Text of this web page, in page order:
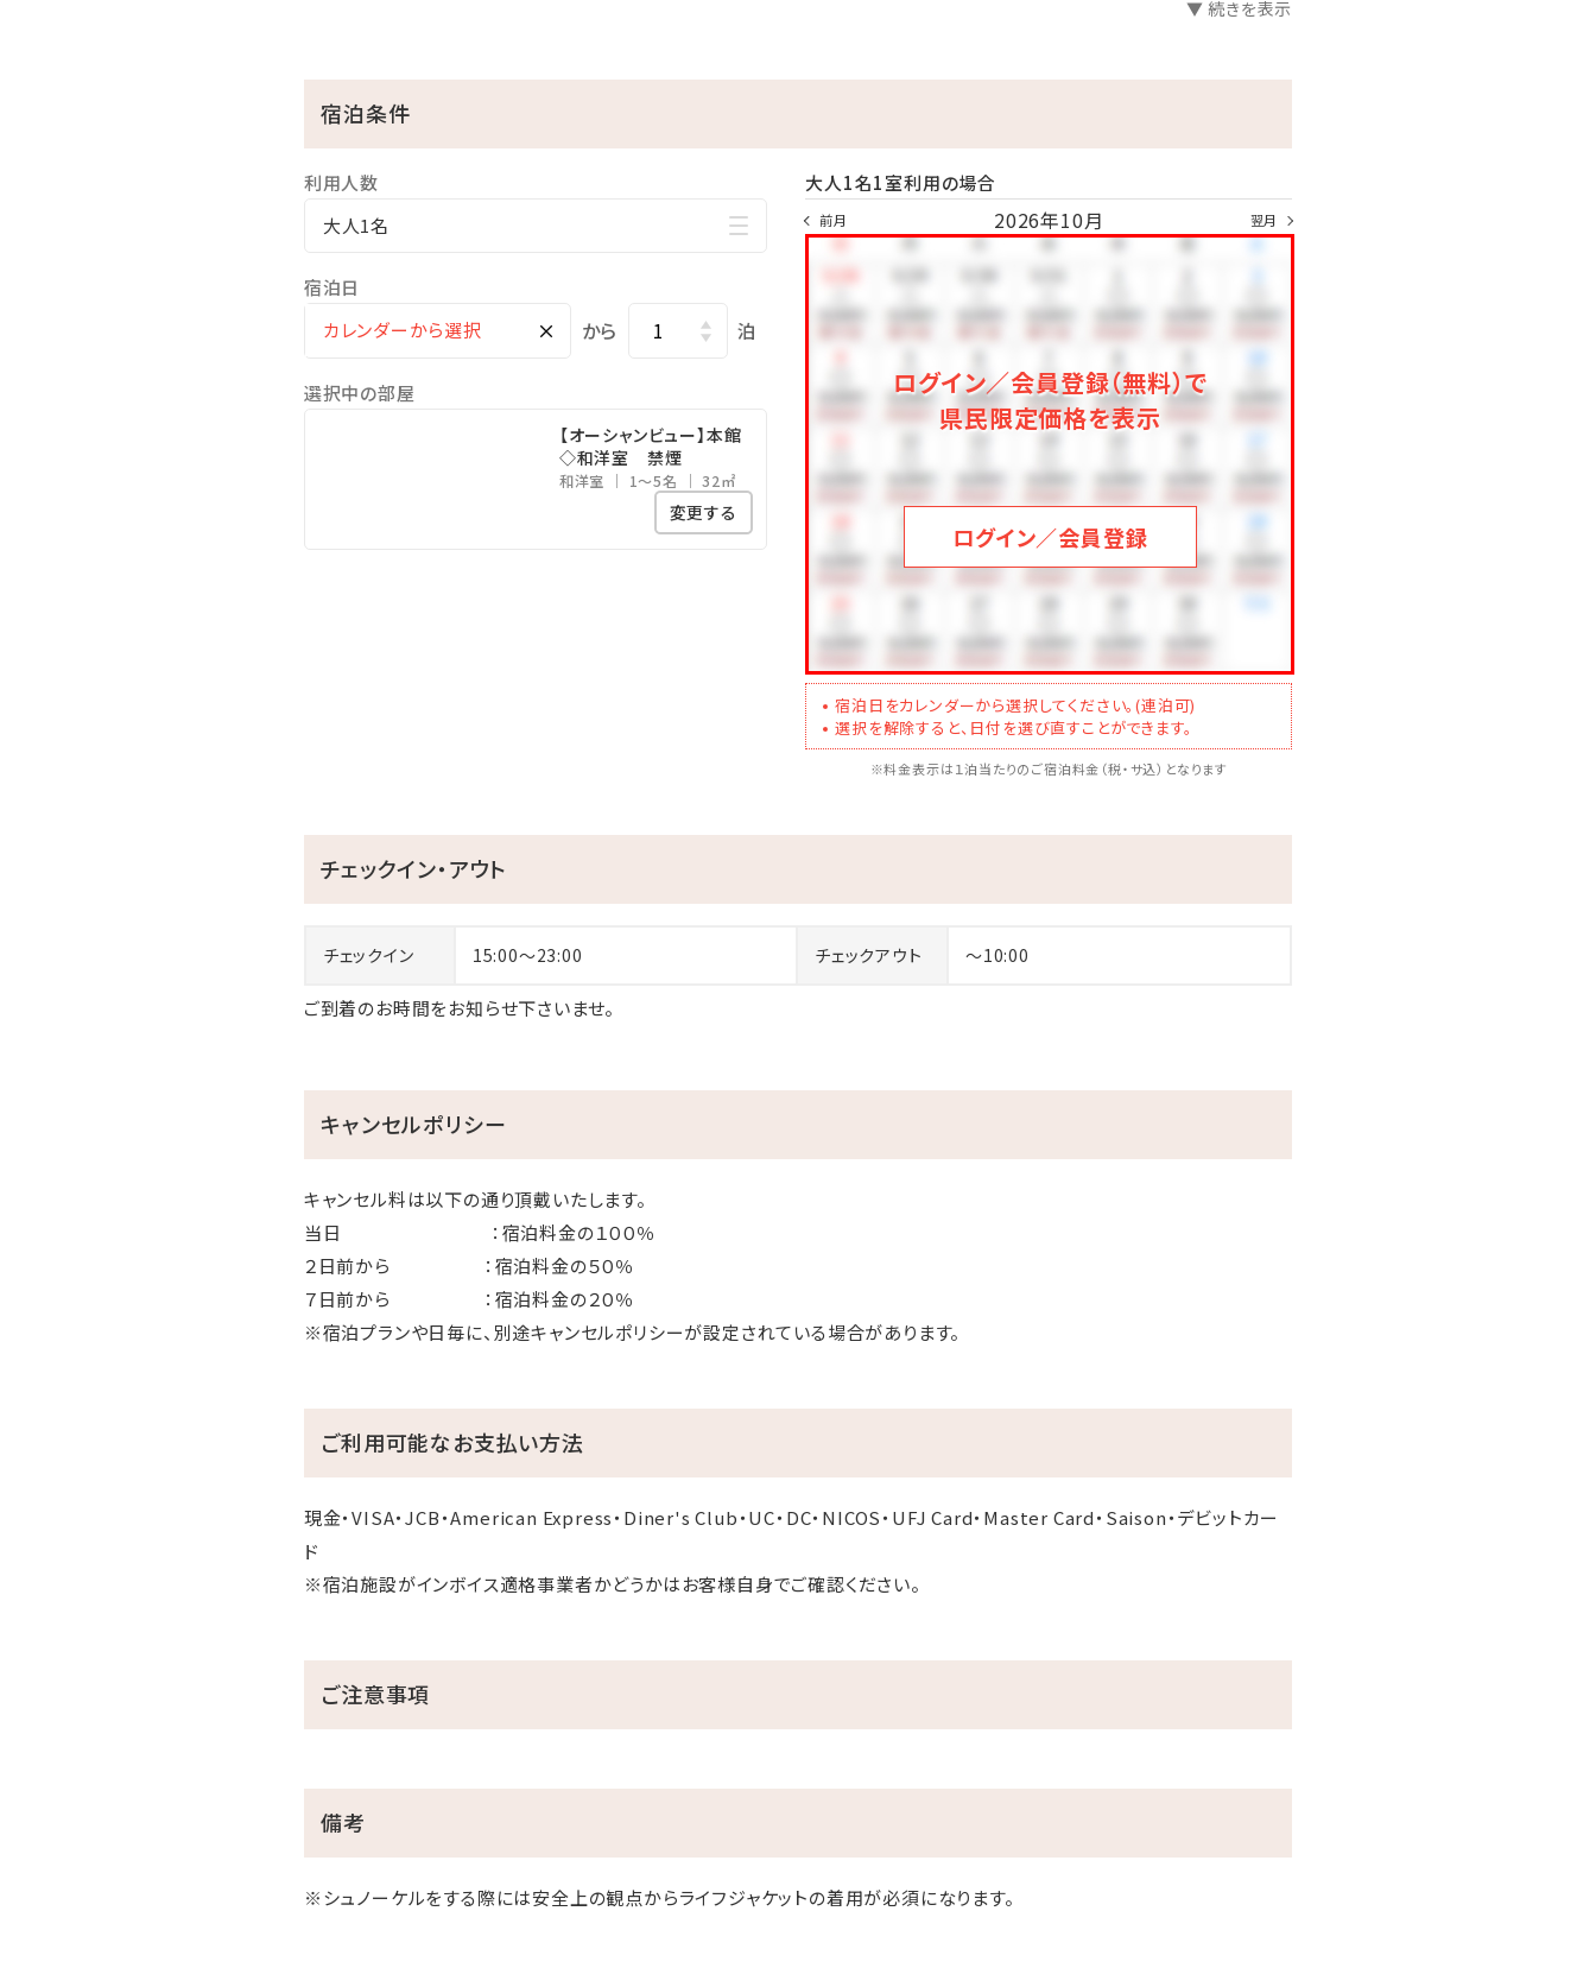
※遊泳期間…４月～１０月末迄
マリンスポーツやレジャーで 疲れた身体をのんびり休めることのできる広々空間。
ここからも美しい海を眺めることができます！
※温泉ではございません
●那覇空港まで、車で約1.5時間
●一度は行ってみたい!美ら海水族館まで、車で約50分
●モンドセレクション受賞作品多数!御菓子御殿「恩納店」まで、車で約2分
●崖の下に広がるエメラルドの美しい海!万座毛まで、車で約10分
●ブセナリゾートの海中展望塔まで、車で約15分
▼ 続きを表示
宿泊条件
利用人数
大人1名
宿泊日
× から 泊
選択中の部屋
【オーシャンビュー】本館
◇和洋室 禁煙
和洋室 1～5名 32㎡
変更する
大人1名1室利用の場合
前月 2026年10月 翌月
ログイン／会員登録（無料）で
県民限定価格を表示
ログイン／会員登録
宿泊日をカレンダーから選択してください。(連泊可)
選択を解除すると、日付を選び直すことができます。
※料金表示は１泊当たりのご宿泊料金（税・サ込）となります
チェックイン・アウト
チェックイン 15:00～23:00 チェックアウト ～10:00
ご到着のお時間をお知らせ下さいませ。
キャンセルポリシー
キャンセル料は以下の通り頂戴いたします。
当日 ：宿泊料金の１００％
２日前から ：宿泊料金の５０％
７日前から ：宿泊料金の２０％
※宿泊プランや日毎に、別途キャンセルポリシーが設定されている場合があります。
ご利用可能なお支払い方法
現金・VISA・JCB・American Express・Diner's Club・UC・DC・NICOS・UFJ Card・Master Card・Saison・デビットカー
ド
※宿泊施設がインボイス適格事業者かどうかはお客様自身でご確認ください。
ご注意事項
備考
※シュノーケルをする際には安全上の観点からライフジャケットの着用が必須になります。